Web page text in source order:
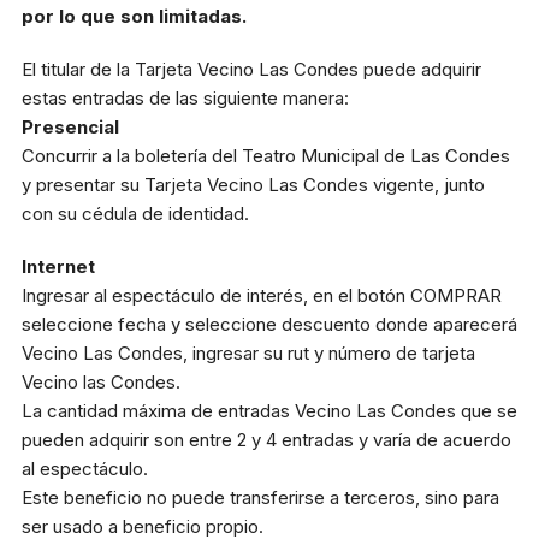
Lunes a viernes:10:00 a 19:30 h
Sábado y domingo: 11:00 a 16:00 h
+56 9 8255 3149
Av. Apoquindo 3300 Las
Condes, Santiago.
Metro
El Golf, Línea 1
Estacionamiento
Plaza Las Condes
Micro
418, 426, 429 541N
por lo que son limitadas.
El titular de la Tarjeta Vecino Las Condes puede adquirir
estas entradas de las siguiente manera:
Presencial
Concurrir a la boletería del Teatro Municipal de Las Condes
y presentar su Tarjeta Vecino Las Condes vigente, junto
con su cédula de identidad.
Internet
Ingresar al espectáculo de interés, en el botón COMPRAR
seleccione fecha y seleccione descuento donde aparecerá
Vecino Las Condes, ingresar su rut y número de tarjeta
Vecino las Condes.
La cantidad máxima de entradas Vecino Las Condes que se
pueden adquirir son entre 2 y 4 entradas y varía de acuerdo
al espectáculo.
Este beneficio no puede transferirse a terceros, sino para
ser usado a beneficio propio.